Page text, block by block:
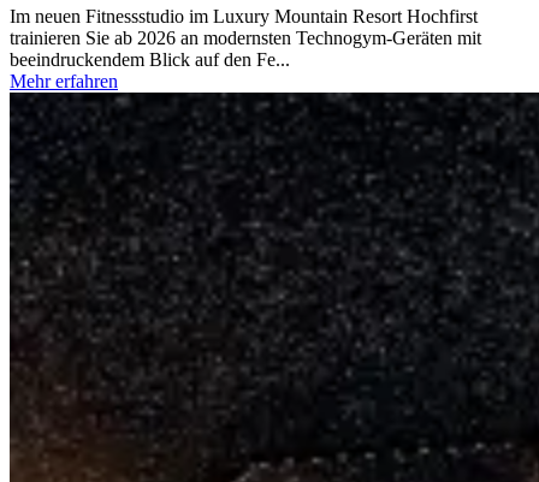
Im neuen Fitnessstudio im Luxury Mountain Resort Hochfirst
trainieren Sie ab 2026 an modernsten Technogym-Geräten mit
beeindruckendem Blick auf den Fe...
Mehr erfahren